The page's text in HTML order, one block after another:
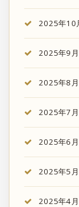
2025年10
2025年9月
2025年8月
2025年7月
2025年6月
2025年5月
2025年4月